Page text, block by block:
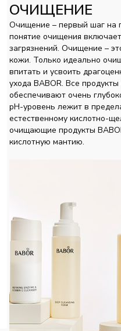
ОЧИЩЕНИЕ
Очищение – первый шаг на
понятие очищения
загрязнений. Очищение –
кожи. Только идеально
впитать и усвоить
ухода BABOR. Все
обеспечивают очень
pH-уровень лежит в
естественному кислотно-
очищающие продукты
кислотную мантию.